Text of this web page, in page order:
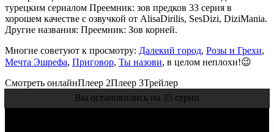
турецким сериалом Преемник: зов предков 33 серия в
хорошем качестве с озвучкой от AlisaDirilis, SesDizi, DiziMania.
Другие названия: Преемник: Зов корней.
Многие советуют к просмотру: Далекий город, Розы и Грехи,
Мечта Эшрефа, Приговор, Ты назови, в целом неплохи!😉
Смотреть онлайнПлеер 2Плеер 3Трейлер
Вы остановились на 33 серии